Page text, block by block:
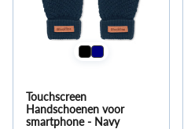
Touchscreen
Handschoenen voor
smartphone - Navy